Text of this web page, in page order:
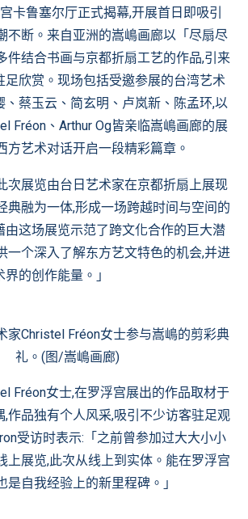
卡鲁塞尔厅正式揭幕,开展首日即吸引
不断。来自亚洲的嵩嶋画廊以「尽扇尽
件结合书画与京都折扇工艺的作品,引来
足欣赏。现场包括受邀参展的台湾艺术
、蔡玉云、简玄明、卢岚新、陈孟环,以
Fréon、Arthur Og皆亲临嵩嶋画廊的展
方艺术对话开启一段精彩篇章。
次展览由台日艺术家在京都折扇上展现
典融为一体,形成一场跨越时间与空间的
由这场展览示范了跨文化合作的巨大潜
一个深入了解东方艺文特色的机会,并进
的创作能量。」
家Christel Fréon女士参与嵩嶋的剪彩典
礼。(图/嵩嶋画廊)
Fréon女士,在罗浮宫展出的作品取材于
,作品独有个人风采,吸引不少访客驻足观
受访时表示:「之前曾参加过大大小小
上展览,此次从线上到实体。能在罗浮宫
是自我经验上的新里程碑。」